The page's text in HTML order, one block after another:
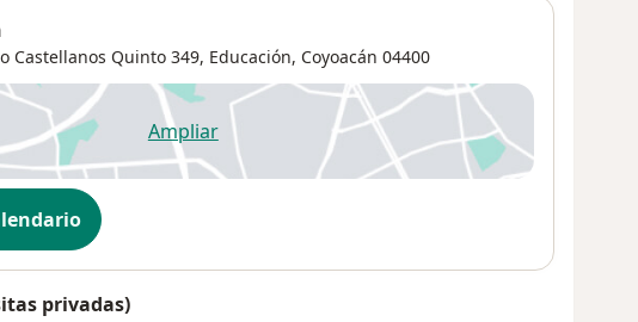
Castellanos Quinto 349, Educación, Coyoacán 04400
Ampliarse abre en una nueva pestaña
privadas)